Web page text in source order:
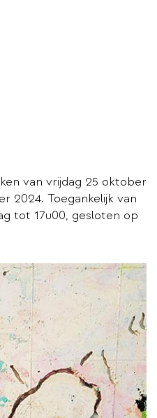
van vrijdag 25 oktober
2024. Toegankelijk van
tot 17u00, gesloten op